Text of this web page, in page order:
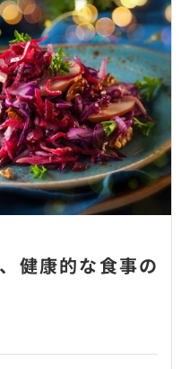
健康的な食事の